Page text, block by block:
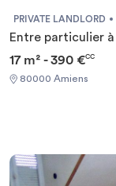
Appartement Deux-
privée, 800€
PRIVATE LANDLORD
Entre particulier
17 m² - 390 €CC
80000 Amiens